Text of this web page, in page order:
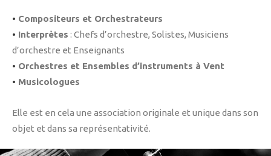
• Compositeurs et Orchestrateurs
• Interprètes : Chefs d’orchestre, Solistes, Musiciens
d’orchestre et Enseignants
• Orchestres et Ensembles d’instruments à Vent
• Musicologues
Elle est en cela une association originale et unique dans son
objet et dans sa représentativité.